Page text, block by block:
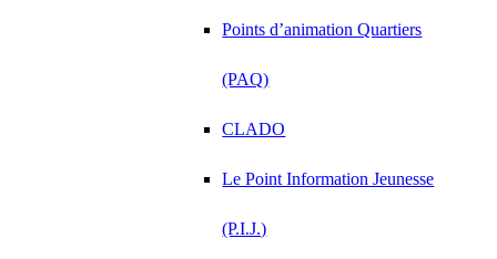
Points d’animation Quartiers
(PAQ)
CLADO
Le Point Information Jeunesse
(P.I.J.)